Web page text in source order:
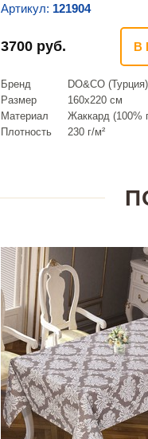
Артикул: 121904
3700 руб. В
Бренд
DO&CO (Турция)
Размер
160х220 см
Материал
Жаккард (100%
Плотность
230 г/м²